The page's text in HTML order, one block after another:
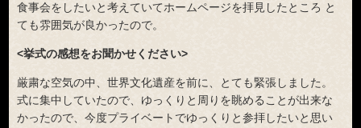
食事会をしたいと考えていてホームページを拝見したところ と
ても雰囲気が良かったので。
<挙式の感想をお聞かせください>
厳粛な空気の中、世界文化遺産を前に、とても緊張しました。
式に集中していたので、ゆっくりと周りを眺めることが出来な
かったので、今度プライベートでゆっくりと参拝したいと思い